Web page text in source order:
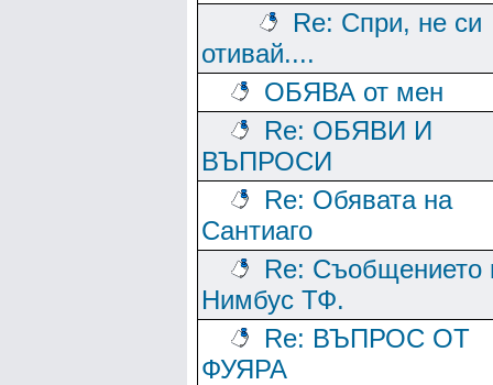
Re: Спри, не си
отивай....
ОБЯВА от мен
Re: ОБЯВИ И
ВЪПРОСИ
Re: Обявата на
Сантиаго
Re: Съобщението
Нимбус ТФ.
Re: ВЪПРОС ОТ
ФУЯРА